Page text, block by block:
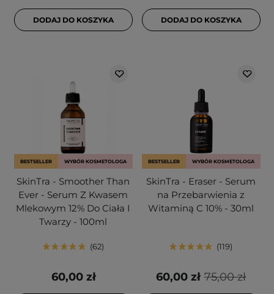
DODAJ DO KOSZYKA DODAJ DO KOSZYKA
BESTSELLER WYBÓR KOSMETOLOGA
SkinTra - Smoother Than
Ever - Serum Z Kwasem
Mlekowym 12% Do Ciała I
Twarzy - 100ml
62
60,00 zł
BESTSELLER WYBÓR KOSMETOLOGA
SkinTra - Eraser - Serum
na Przebarwienia z
Witaminą C 10% - 30ml
119
75,00 zł
60,00 zł